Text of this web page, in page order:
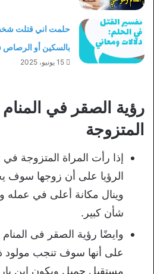
حلمت اني قتلت
بالسكين أو الرصاص
15 يونيو، 2025
رؤية الصقر في المنام
المتزوجة
إذا رأت المراة المتزوجة
الرؤيا على أن زوجها سوف
وينال مكانة أعلى في
شأن كبير.
وايضًا رؤية الصقر فى المنام
على أنها سوف تنجب
مستقبل جميل ويكون ابن بار